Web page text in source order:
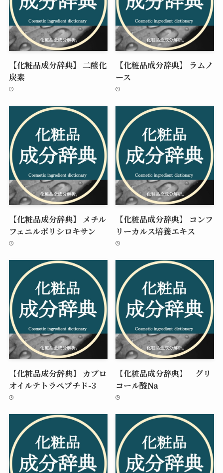
【化粧品成分辞典】 二酸化
炭素
【化粧品成分辞典】 ラムノ
ース
【化粧品成分辞典】 メチル
フェニルポリシロキサン
【化粧品成分辞典】 コンフ
リーカルス培養エキス
【化粧品成分辞典】 カプロ
オイルテトラペプチド-3
【化粧品成分辞典】 グリ
コール酸Na